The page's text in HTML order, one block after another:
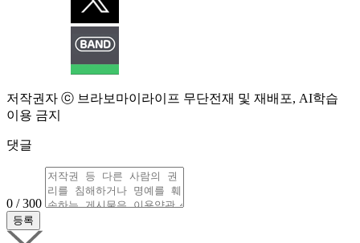
저작권자 ⓒ 브라보마이라이프 무단전재 및 재배포, AI학습
이용 금지
댓글
0 / 300